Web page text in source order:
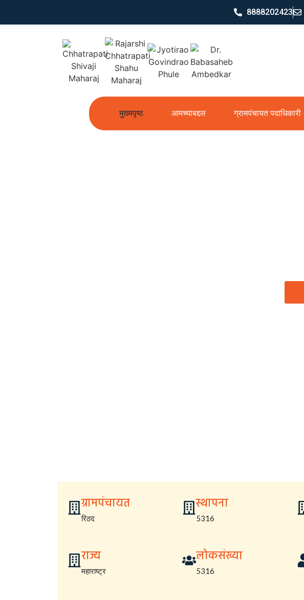
8888202423
मुख्यपृष्ठ आमच्याबद्दल ग्रामपंचायत पदाधिकारी
ग्रामपंचायत
रिठद
स्थापना
5316
राज्य
महाराष्ट्र
लोकसंख्या
5316